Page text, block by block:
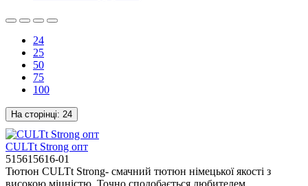
24
25
50
75
100
На сторінці: 24
CULTt Strong опт
515615616-01
Тютюн CULTt Strong- смачний тютюн німецької якості з
високою міцністю. Точно сподобається любителем ..